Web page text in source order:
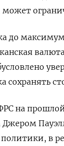
до
сохранять
на
Джером
в